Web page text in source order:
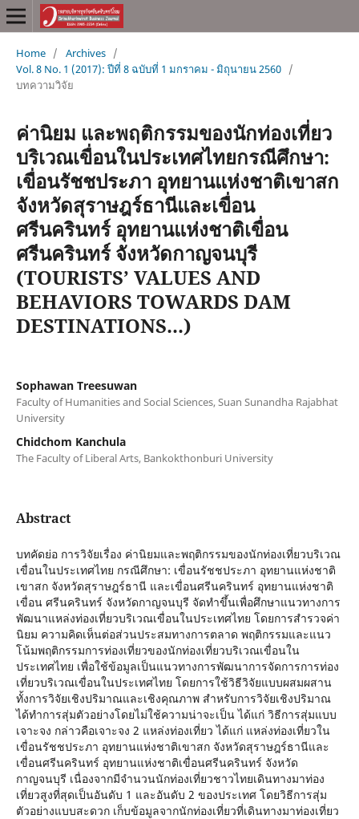
Home / Archives /
Vol. 8 No. 1 (2017): ปีที่ 8 ฉบับที่ 1 มกราคม - มิถุนายน 2560 /
บทความวิจัย
ค่านิยม และพฤติกรรมของนักท่องเที่ยว
บริเวณเขื่อนในประเทศไทยกรณีศึกษา:
เขื่อนรัชชประภา อุทยานแห่งชาติเขาสก
จังหวัดสุราษฎร์ธานีและเขื่อน
ศรีนครินทร์ อุทยานแห่งชาติเขื่อน
ศรีนครินทร์ จังหวัดกาญจนบุรี
(TOURISTS’ VALUES AND
BEHAVIORS TOWARDS DAM
DESTINATIONS...)
Sophawan Treesuwan
Faculty of Humanities and Social Sciences, Suan Sunandha Rajabhat
University
Chidchom Kanchula
The Faculty of Liberal Arts, Bankokthonburi University
Abstract
บทคัดย่อ การวิจัยเรื่อง ค่านิยมและพฤติกรรมของนักท่องเที่ยวบริเวณ
เขื่อนในประเทศไทย กรณีศึกษา: เขื่อนรัชชประภา อุทยานแห่งชาติ
เขาสก จังหวัดสุราษฎร์ธานี และเขื่อนศรีนครินทร์ อุทยานแห่งชาติ
เขื่อน ศรีนครินทร์ จังหวัดกาญจนบุรี จัดทำขึ้นเพื่อศึกษาแนวทางการ
พัฒนาแหล่งท่องเที่ยวบริเวณเขื่อนในประเทศไทย โดยการสำรวจค่า
นิยม ความคิดเห็นต่อส่วนประสมทางการตลาด พฤติกรรมและแนว
โน้มพฤติกรรมการท่องเที่ยวของนักท่องเที่ยวบริเวณเขื่อนใน
ประเทศไทย เพื่อใช้ข้อมูลเป็นแนวทางการพัฒนาการจัดการการท่อง
เที่ยวบริเวณเขื่อนในประเทศไทย โดยการใช้วิธีวิจัยแบบผสมผสาน
ทั้งการวิจัยเชิงปริมาณและเชิงคุณภาพ สำหรับการวิจัยเชิงปริมาณ
ได้ทำการสุ่มตัวอย่างโดยไม่ใช้ความน่าจะเป็น ได้แก่ วิธีการสุ่มแบบ
เจาะจง กล่าวคือเจาะจง 2 แหล่งท่องเที่ยว ได้แก่ แหล่งท่องเที่ยวใน
เขื่อนรัชชประภา อุทยานแห่งชาติเขาสก จังหวัดสุราษฎร์ธานีและ
เขื่อนศรีนครินทร์ อุทยานแห่งชาติเขื่อนศรีนครินทร์ จังหวัด
กาญจนบุรี เนื่องจากมีจำนวนนักท่องเที่ยวชาวไทยเดินทางมาท่อง
เที่ยวสูงที่สุดเป็นอันดับ 1 และอันดับ 2 ของประเทศ โดยวิธีการสุ่ม
ตัวอย่างแบบสะดวก เก็บข้อมูลจากนักท่องเที่ยวที่เดินทางมาท่องเที่ยว